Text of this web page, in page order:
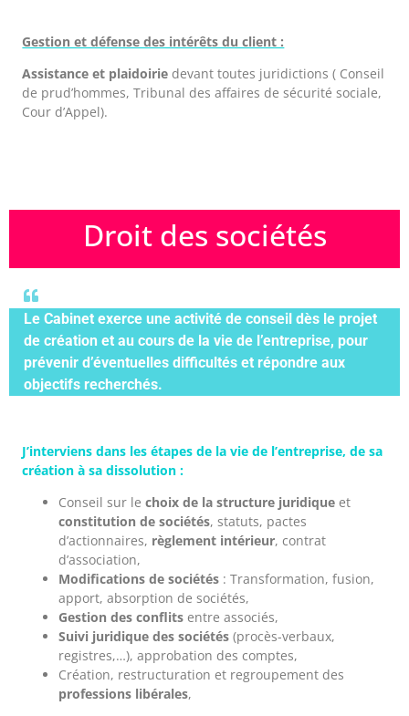
Gestion et défense des intérêts du client :
Assistance et plaidoirie devant toutes juridictions ( Conseil
de prud’hommes, Tribunal des affaires de sécurité sociale,
Cour d’Appel).
Droit des sociétés
Le Cabinet exerce une activité de conseil dès le projet
de création et au cours de la vie de l’entreprise, pour
prévenir d’éventuelles difficultés et répondre aux
objectifs recherchés.
J’interviens dans les étapes de la vie de l’entreprise, de sa
création à sa dissolution :
Conseil sur lechoix de la structure juridique et
constitution de sociétés, statuts, pactes
d’actionnaires, règlement intérieur, contrat
d’association,
Modifications de sociétés : Transformation, fusion,
apport, absorption de sociétés,
Gestion des conflits entre associés,
Suivi juridique des sociétés (procès-verbaux,
registres,…), approbation des comptes,
Création, restructuration et regroupement des
professions libérales,